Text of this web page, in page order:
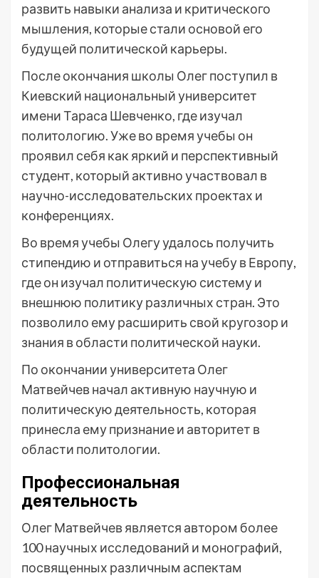
развить навыки анализа и критического
мышления, которые стали основой его
будущей политической карьеры.
После окончания школы Олег поступил в
Киевский национальный университет
имени Тараса Шевченко, где изучал
политологию. Уже во время учебы он
проявил себя как яркий и перспективный
студент, который активно участвовал в
научно-исследовательских проектах и
конференциях.
Во время учебы Олегу удалось получить
стипендию и отправиться на учебу в Европу,
где он изучал политическую систему и
внешнюю политику различных стран. Это
позволило ему расширить свой кругозор и
знания в области политической науки.
По окончании университета Олег
Матвейчев начал активную научную и
политическую деятельность, которая
принесла ему признание и авторитет в
области политологии.
Профессиональная
деятельность
Олег Матвейчев является автором более
100 научных исследований и монографий,
посвященных различным аспектам